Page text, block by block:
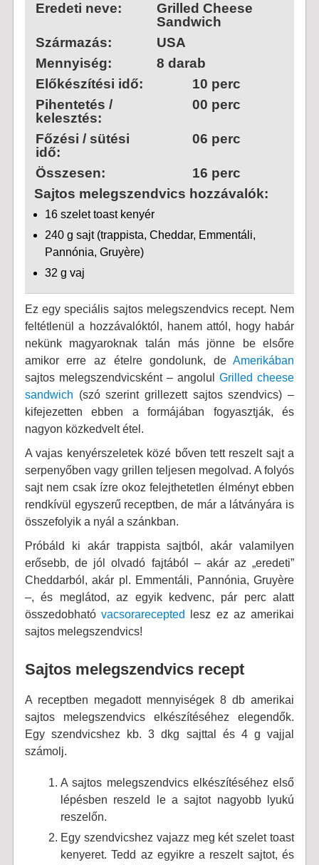
Eredeti neve:
Grilled Cheese
Sandwich
Származás:
USA
Mennyiség:
8 darab
Előkészítési idő:
10 perc
Pihentetés /
kelesztés:
00 perc
Főzési / sütési
idő:
06 perc
Összesen:
16 perc
Sajtos melegszendvics hozzávalók:
16 szelet toast kenyér
240 g sajt (trappista, Cheddar, Emmentáli,
Pannónia, Gruyère)
32 g vaj
Ez egy speciális sajtos melegszendvics recept. Nem
feltétlenül a hozzávalóktól, hanem attól, hogy habár
nekünk magyaroknak talán más jönne be elsőre
amikor erre az ételre gondolunk, deAmerikában
sajtos melegszendvicsként – angolulGrilled cheese
sandwich (szó szerint grillezett sajtos szendvics) –
kifejezetten ebben a formájában fogyasztják, és
nagyon közkedvelt étel.
A vajas kenyérszeletek közé bőven tett reszelt sajt a
serpenyőben vagy grillen teljesen megolvad. A folyós
sajt nem csak ízre okoz felejthetetlen élményt ebben
rendkívül egyszerű receptben, de már a látványára is
összefolyik a nyál a szánkban.
Próbáld ki akár trappista sajtból, akár valamilyen
erősebb, de jól olvadó fajtából – akár az „eredeti”
Cheddarból, akár pl. Emmentáli, Pannónia, Gruyère
–, és meglátod, az egyik kedvenc, pár perc alatt
összedobhatóvacsorarecepted
lesz ez az amerikai
sajtos melegszendvics!
Sajtos melegszendvics recept
A receptben megadott mennyiségek 8 db amerikai
sajtos melegszendvics elkészítéséhez elegendők.
Egy szendvicshez kb. 3 dkg sajttal és 4 g vajjal
számolj.
A sajtos melegszendvics elkészítéséhez első
lépésben reszeld le a sajtot nagyobb lyukú
reszelőn.
Egy szendvicshez vajazz meg két szelet toast
kenyeret. Tedd az egyikre a reszelt sajtot, és